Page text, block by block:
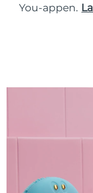
You-appen.